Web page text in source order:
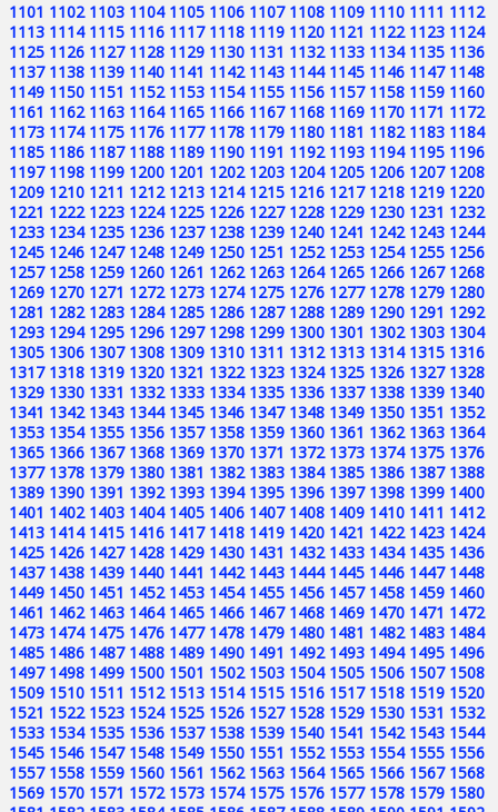
1101 1102 1103 1104 1105 1106 1107 1108 1109 1110 1111 1112
1113 1114 1115 1116 1117 1118 1119 1120 1121 1122 1123 1124
1125 1126 1127 1128 1129 1130 1131 1132 1133 1134 1135 1136
1137 1138 1139 1140 1141 1142 1143 1144 1145 1146 1147 1148
1149 1150 1151 1152 1153 1154 1155 1156 1157 1158 1159 1160
1161 1162 1163 1164 1165 1166 1167 1168 1169 1170 1171 1172
1173 1174 1175 1176 1177 1178 1179 1180 1181 1182 1183 1184
1185 1186 1187 1188 1189 1190 1191 1192 1193 1194 1195 1196
1197 1198 1199 1200 1201 1202 1203 1204 1205 1206 1207 1208
1209 1210 1211 1212 1213 1214 1215 1216 1217 1218 1219 1220
1221 1222 1223 1224 1225 1226 1227 1228 1229 1230 1231 1232
1233 1234 1235 1236 1237 1238 1239 1240 1241 1242 1243 1244
1245 1246 1247 1248 1249 1250 1251 1252 1253 1254 1255 1256
1257 1258 1259 1260 1261 1262 1263 1264 1265 1266 1267 1268
1269 1270 1271 1272 1273 1274 1275 1276 1277 1278 1279 1280
1281 1282 1283 1284 1285 1286 1287 1288 1289 1290 1291 1292
1293 1294 1295 1296 1297 1298 1299 1300 1301 1302 1303 1304
1305 1306 1307 1308 1309 1310 1311 1312 1313 1314 1315 1316
1317 1318 1319 1320 1321 1322 1323 1324 1325 1326 1327 1328
1329 1330 1331 1332 1333 1334 1335 1336 1337 1338 1339 1340
1341 1342 1343 1344 1345 1346 1347 1348 1349 1350 1351 1352
1353 1354 1355 1356 1357 1358 1359 1360 1361 1362 1363 1364
1365 1366 1367 1368 1369 1370 1371 1372 1373 1374 1375 1376
1377 1378 1379 1380 1381 1382 1383 1384 1385 1386 1387 1388
1389 1390 1391 1392 1393 1394 1395 1396 1397 1398 1399 1400
1401 1402 1403 1404 1405 1406 1407 1408 1409 1410 1411 1412
1413 1414 1415 1416 1417 1418 1419 1420 1421 1422 1423 1424
1425 1426 1427 1428 1429 1430 1431 1432 1433 1434 1435 1436
1437 1438 1439 1440 1441 1442 1443 1444 1445 1446 1447 1448
1449 1450 1451 1452 1453 1454 1455 1456 1457 1458 1459 1460
1461 1462 1463 1464 1465 1466 1467 1468 1469 1470 1471 1472
1473 1474 1475 1476 1477 1478 1479 1480 1481 1482 1483 1484
1485 1486 1487 1488 1489 1490 1491 1492 1493 1494 1495 1496
1497 1498 1499 1500 1501 1502 1503 1504 1505 1506 1507 1508
1509 1510 1511 1512 1513 1514 1515 1516 1517 1518 1519 1520
1521 1522 1523 1524 1525 1526 1527 1528 1529 1530 1531 1532
1533 1534 1535 1536 1537 1538 1539 1540 1541 1542 1543 1544
1545 1546 1547 1548 1549 1550 1551 1552 1553 1554 1555 1556
1557 1558 1559 1560 1561 1562 1563 1564 1565 1566 1567 1568
1569 1570 1571 1572 1573 1574 1575 1576 1577 1578 1579 1580